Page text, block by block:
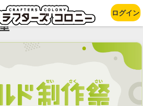
ログイン